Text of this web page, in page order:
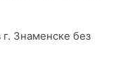
Знаменске без